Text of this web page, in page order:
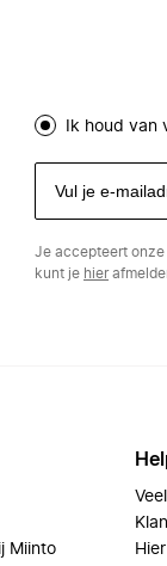
Ik houd van
Je accepteert onze
kunt je hier
Miinto